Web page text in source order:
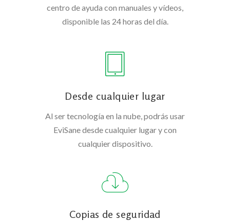
centro de ayuda con manuales y vídeos,
disponible las 24 horas del día.
Desde cualquier lugar
Al ser tecnología en la nube, podrás usar
EviSane desde cualquier lugar y con
cualquier dispositivo.
Copias de seguridad